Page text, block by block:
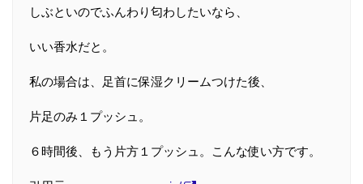
しぶといのでふんわり匂わしたいなら、
いい香水だと。
私の場合は、足首に保湿クリームつけた後、
片足のみ１プッシュ。
６時間後、もう片方１プッシュ。こんな使い方です。